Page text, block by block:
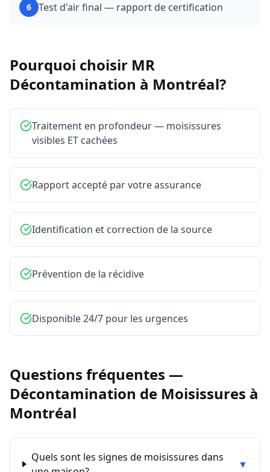
6 Test d'air final — rapport de certification
Pourquoi choisir MR
Décontamination à Montréal?
Traitement en profondeur — moisissures
visibles ET cachées
Rapport accepté par votre assurance
Identification et correction de la source
Prévention de la récidive
Disponible 24/7 pour les urgences
Questions fréquentes —
Décontamination de Moisissures à
Montréal
Quels sont les signes de moisissures dans
▼